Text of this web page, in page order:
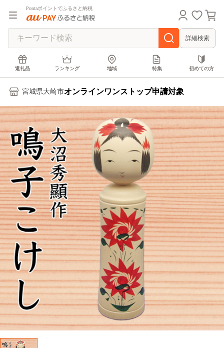
Pontaポイントでふるさと納税
詳細検索
返礼品 ランキング 地域 特集 初めての方
宮城県大崎市オンラインワンストップ申請対象